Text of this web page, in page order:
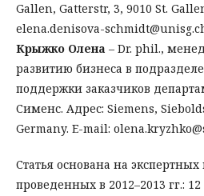
Gallen, Gatterstr, 3, 9010 St.
elena.denisova-
Крыжко Олена – Dr. phil.,
развитию бизнеса в
поддержки заказчиков
Сименс. Адрес: Siemens,
Germany. E-mail:
Статья основана на
проведенных в 2012–2013 гг.: